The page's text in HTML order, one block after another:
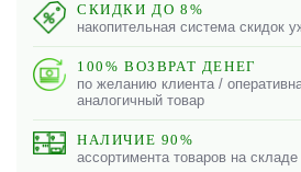
СКИДКИ ДО 8%
накопительная система скидок
100% ВОЗВРАТ ДЕНЕГ
по желанию клиента /
аналогичный товар
НАЛИЧИЕ 90%
ассортимента товаров на складе